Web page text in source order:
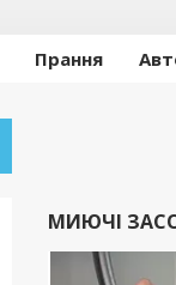
Прання
МИЮЧІ